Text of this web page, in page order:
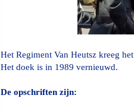
Het Regiment Van Heutsz kreeg
Het doek is in 1989 vernieuwd.
De opschriften zijn: